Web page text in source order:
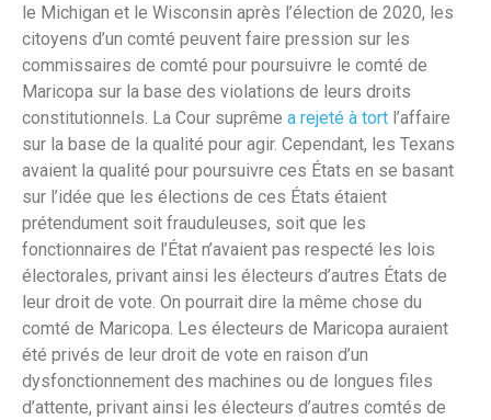
le Michigan et le Wisconsin après l’élection de 2020, les
citoyens d’un comté peuvent faire pression sur les
commissaires de comté pour poursuivre le comté de
Maricopa sur la base des violations de leurs droits
constitutionnels. La Cour suprême a rejeté à tort l’affaire
sur la base de la qualité pour agir. Cependant, les Texans
avaient la qualité pour poursuivre ces États en se basant
sur l’idée que les élections de ces États étaient
prétendument soit frauduleuses, soit que les
fonctionnaires de l’État n’avaient pas respecté les lois
électorales, privant ainsi les électeurs d’autres États de
leur droit de vote. On pourrait dire la même chose du
comté de Maricopa. Les électeurs de Maricopa auraient
été privés de leur droit de vote en raison d’un
dysfonctionnement des machines ou de longues files
d’attente, privant ainsi les électeurs d’autres comtés de